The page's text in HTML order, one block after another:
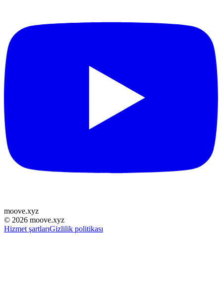
moove.xyz
© 2026 moove.xyz
Hizmet şartlarıGizlilik politikası